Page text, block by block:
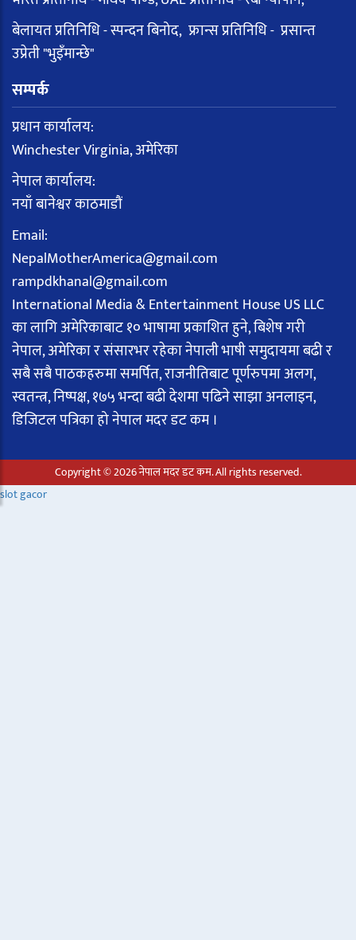
बेलायत प्रतिनिधि - स्पन्दन बिनोद, फ्रान्स प्रतिनिधि - प्रसान्त
उप्रेती "भुइँमान्छे"
सम्पर्क
प्रधान कार्यालय:
Winchester Virginia, अमेरिका
नेपाल कार्यालय:
नयाँ बानेश्वर काठमाडौं
Email:
NepalMotherAmerica@gmail.com
rampdkhanal@gmail.com
International Media & Entertainment House US LLC
का लागि अमेरिकाबाट १० भाषामा प्रकाशित हुने, बिशेष गरी
नेपाल, अमेरिका र संसारभर रहेका नेपाली भाषी समुदायमा बढी र
सबै सबै पाठकहरुमा समर्पित, राजनीतिबाट पूर्णरुपमा अलग,
स्वतन्त्र, निष्पक्ष, १७५ भन्दा बढी देशमा पढिने साझा अनलाइन,
डिजिटल पत्रिका हो नेपाल मदर डट कम ।
Copyright © 2026 नेपाल मदर डट कम. All rights reserved.
slot gacor